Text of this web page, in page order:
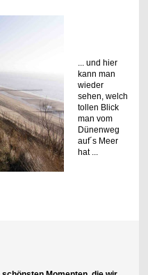
... und hier
kann man
wieder
sehen, welch
tollen Blick
man vom
Dünenweg
auf´s Meer
hat ...